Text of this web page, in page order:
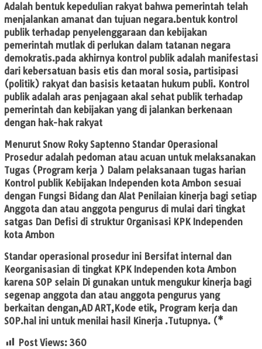
Adalah bentuk kepedulian rakyat bahwa pemerintah telah
menjalankan amanat dan tujuan negara.bentuk kontrol
publik terhadap penyelenggaraan dan kebijakan
pemerintah mutlak di perlukan dalam tatanan negara
demokratis.pada akhirnya kontrol publik adalah manifestasi
dari kebersatuan basis etis dan moral sosia, partisipasi
(politik) rakyat dan basisis ketaatan hukum publi. Kontrol
publik adalah aras penjagaan akal sehat publik terhadap
pemerintah dan kebijakan yang di jalankan berkenaan
dengan hak-hak rakyat
Menurut Snow Roky Saptenno Standar Operasional
Prosedur adalah pedoman atau acuan untuk melaksanakan
Tugas (Program kerja ) Dalam pelaksanaan tugas harian
Kontrol publik Kebijakan Independen kota Ambon sesuai
dengan Fungsi Bidang dan Alat Penilaian kinerja bagi setiap
Anggota dan atau anggota pengurus di mulai dari tingkat
satgas Dan Defisi di struktur Organisasi KPK Independen
kota Ambon
Standar operasional prosedur ini Bersifat internal dan
Keorganisasian di tingkat KPK Independen kota Ambon
karena SOP selain Di gunakan untuk mengukur kinerja bagi
segenap anggota dan atau anggota pengurus yang
berkaitan dengan,AD ART,Kode etik, Program kerja dan
SOP.hal ini untuk menilai hasil Kinerja .Tutupnya. (*
Post Views: 360